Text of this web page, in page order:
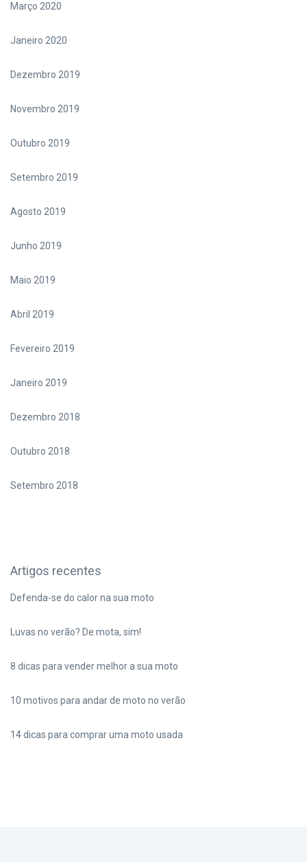
Março 2020
Janeiro 2020
Dezembro 2019
Novembro 2019
Outubro 2019
Setembro 2019
Agosto 2019
Junho 2019
Maio 2019
Abril 2019
Fevereiro 2019
Janeiro 2019
Dezembro 2018
Outubro 2018
Setembro 2018
Artigos recentes
Defenda-se do calor na sua moto
Luvas no verão? De mota, sim!
8 dicas para vender melhor a sua moto
10 motivos para andar de moto no verão
14 dicas para comprar uma moto usada